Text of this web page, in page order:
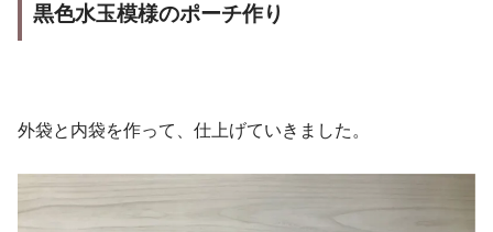
黒色水玉模様のポーチ作り
外袋と内袋を作って、仕上げていきました。